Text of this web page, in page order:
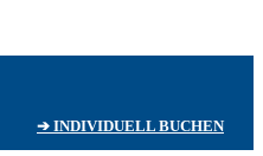
➔ INDIVIDUELL BUCHEN